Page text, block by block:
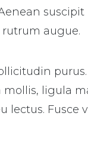
rutrum augue.
ligula
lectus. Fusce